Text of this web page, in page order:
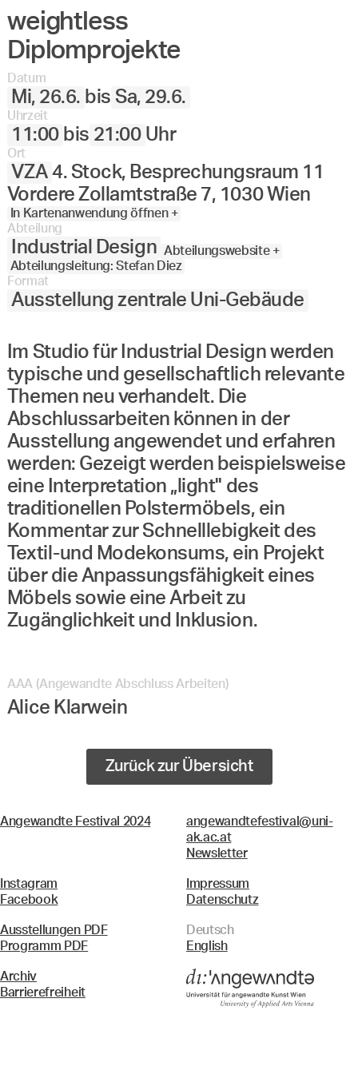
weightless
Diplomprojekte
Datum
Mi, 26.6. bis Sa, 29.6.
Uhrzeit
11:00 bis 21:00 Uhr
Ort
VZA 4. Stock, Besprechungsraum 11
Vordere Zollamtstraße 7, 1030 Wien
In Kartenanwendung öffnen +
Abteilung
Industrial Design Abteilungswebsite +
Abteilungsleitung: Stefan Diez
Format
Ausstellung zentrale Uni-Gebäude
Im Studio für Industrial Design werden
typische und gesellschaftlich relevante
Themen neu verhandelt. Die
Abschlussarbeiten können in der
Ausstellung angewendet und erfahren
werden: Gezeigt werden beispielsweise
eine Interpretation „light" des
traditionellen Polstermöbels, ein
Kommentar zur Schnelllebigkeit des
Textil-und Modekonsums, ein Projekt
über die Anpassungsfähigkeit eines
Möbels sowie eine Arbeit zu
Zugänglichkeit und Inklusion.
AAA (Angewandte Abschluss Arbeiten)
Alice Klarwein
Zurück zur Übersicht
Angewandte Festival 2024
angewandtefestival@uni-
ak.ac.at
Newsletter
Instagram
Facebook
Impressum
Datenschutz
Ausstellungen PDF
Programm PDF
Deutsch
English
Archiv
Barrierefreiheit